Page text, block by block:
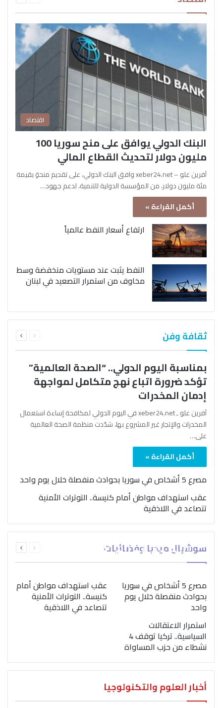
اقتصاد
البنك الدولي يوافق على منح سوريا 100
مليون دولار لتحديث القطاع المالي
آفرين علو – xeber24.net وافق البنك الدولي، على تقديم منحةٍ بقيمة
مئة مليون دولار، من المؤسسة الدولية للتنمية، لدعم جهود…
أكمل القراءة »
ارتفاع أسعار النفط عالمياً
النفط يثبت عند مستويات منخفضة وسط
مخاوف من استمرار التصعيد في لبنان
ثقافة وفن الصفحةالصفحة
بمناسبة اليوم الدولي.. “الصحة العالمية”
تؤكد ضرورة اتباع نهج متكامل لمواجهة
إدمان المخدرات
آفرين علو ـ xeber24.net في اليوم الدولي لمكافحة إساءة استعمال
المخدرات والإتجار غير المشروع بها، شدّدت منظمة الصحة العالمية
على…
أكمل القراءة »
مصرع 5 أشخاص في سوريا بحوادث منفصلة خلال يوم واحد
عقب استهداف مواطن أمام كنيسة.. التوترات الأمنية
تتصاعد في اللاذقية
سوشيال ميديا وفضائيات الصفحةالصفحة
بمناسبة اليوم الدولي..
“الصحة العالمية” تؤكد
ضرورة اتباع نهج متكامل
لمواجهة إدمان المخدرات
مصرع 5 أشخاص في سوريا
بحوادث منفصلة خلال يوم
واحد
عقب استهداف مواطن أمام
كنيسة.. التوترات الأمنية
تتصاعد في اللاذقية
استمرار الاعتقالات
السياسية.. تركيا توقف 4
نشطاء من حزب المساواة
أخبار العلوم والتكنولوجيا